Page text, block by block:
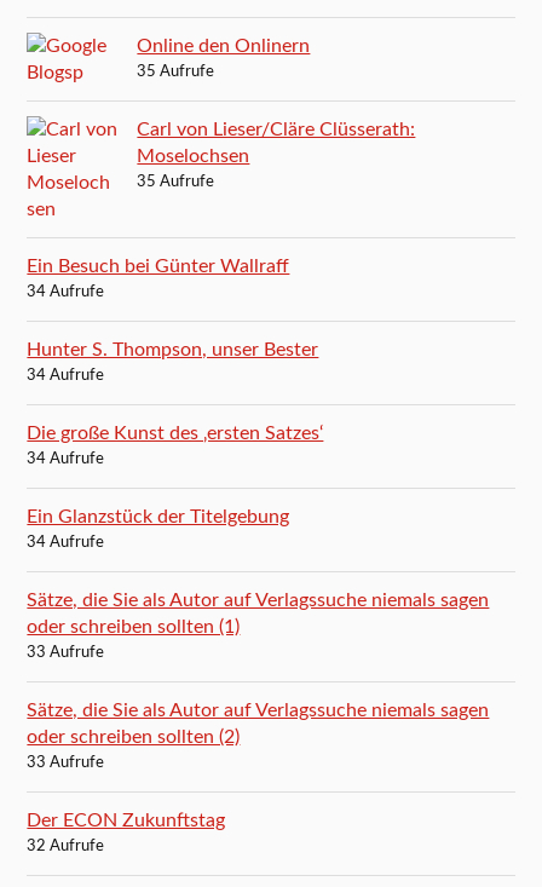
Online den Onlinern
35 Aufrufe
Carl von Lieser/Cläre Clüsserath:
Moselochsen
35 Aufrufe
Ein Besuch bei Günter Wallraff
34 Aufrufe
Hunter S. Thompson, unser Bester
34 Aufrufe
Die große Kunst des ‚ersten Satzes‘
34 Aufrufe
Ein Glanzstück der Titelgebung
34 Aufrufe
Sätze, die Sie als Autor auf Verlagssuche niemals sagen
oder schreiben sollten (1)
33 Aufrufe
Sätze, die Sie als Autor auf Verlagssuche niemals sagen
oder schreiben sollten (2)
33 Aufrufe
Der ECON Zukunftstag
32 Aufrufe